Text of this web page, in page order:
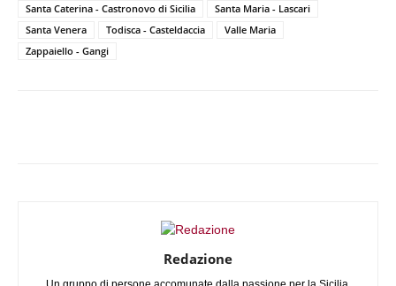
Santa Caterina - Castronovo di Sicilia
Santa Maria - Lascari
Santa Venera
Todisca - Casteldaccia
Valle Maria
Zappaiello - Gangi
Redazione